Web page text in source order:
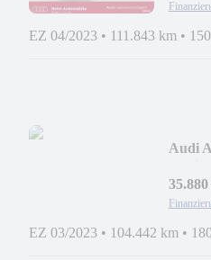
EZ 04/2023 • 111.843 km •
Audi
35.880
EZ 03/2023 • 104.442 km •